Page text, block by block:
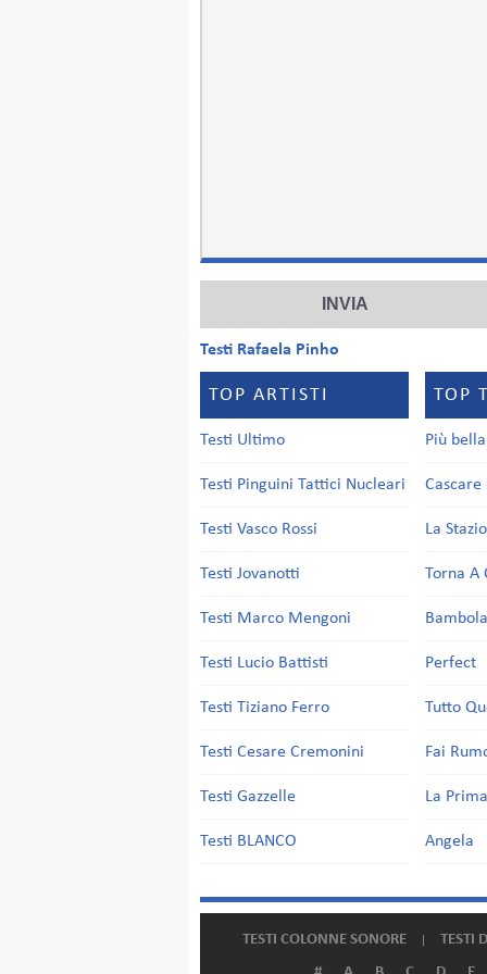
Testi Rafaela Pinho
TOP ARTISTI
Testi Ultimo
Testi Pinguini Tattici Nucleari
Testi Vasco Rossi
Testi Jovanotti
Testi Marco Mengoni
Testi Lucio Battisti
Testi Tiziano Ferro
Testi Cesare Cremonini
Testi Gazzelle
Testi BLANCO
TOP
Più
Cascare
La
Torna A
Bambola
Perfect
Tutto
Fai
La
Angela
TESTI COLONNE SONORE TESTI